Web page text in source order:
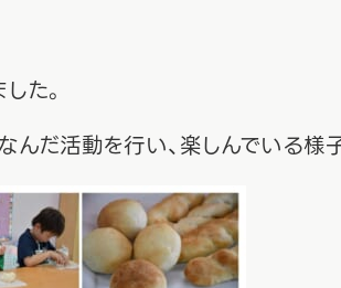
た。
んだ活動を行い、楽しんでいる様